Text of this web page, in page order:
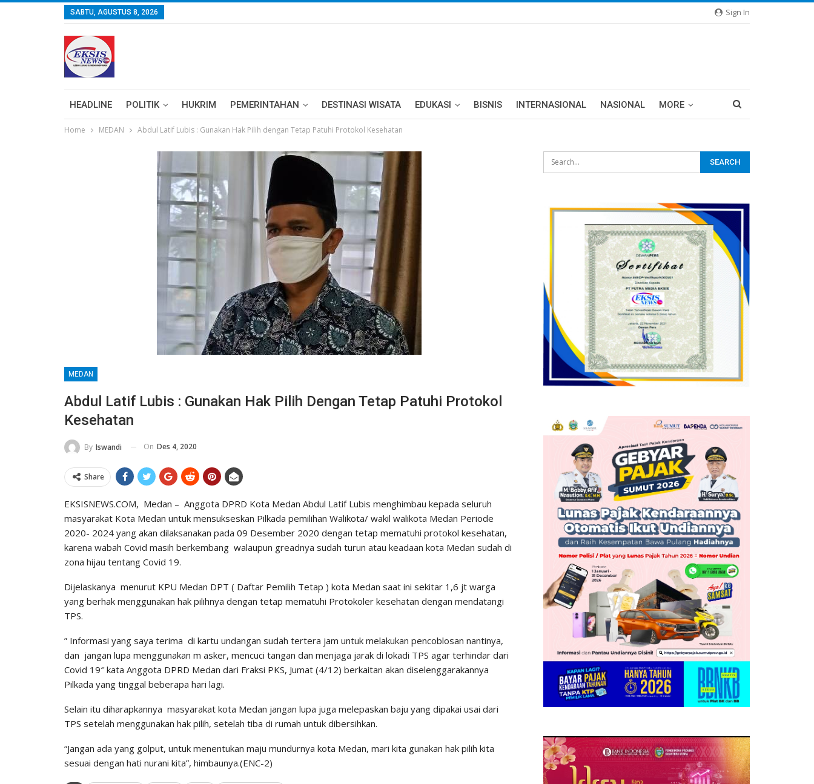
Sign In
SABTU, AGUSTUS 8, 2026
HEADLINE POLITIK HUKRIM PEMERINTAHAN DESTINASI WISATA EDUKASI BISNIS INTERNASIONAL NASIONAL MORE
Home MEDAN Abdul Latif Lubis : Gunakan Hak Pilih dengan Tetap Patuhi Protokol Kesehatan
MEDAN
Abdul Latif Lubis : Gunakan Hak Pilih Dengan Tetap Patuhi Protokol
Kesehatan
By Iswandi On Des 4, 2020
Share
EKSISNEWS.COM, Medan – Anggota DPRD Kota Medan Abdul Latif Lubis menghimbau kepada seluruh
masyarakat Kota Medan untuk mensukseskan Pilkada pemilihan Walikota/ wakil walikota Medan Periode
2020- 2024 yang akan dilaksanakan pada 09 Desember 2020 dengan tetap mematuhi protokol kesehatan,
karena wabah Covid masih berkembang walaupun greadnya sudah turun atau keadaan kota Medan sudah di
zona hijau tentang Covid 19.
Dijelaskanya menurut KPU Medan DPT ( Daftar Pemilih Tetap ) kota Medan saat ini sekitar 1,6 jt warga
yang berhak menggunakan hak pilihnya dengan tetap mematuhi Protokoler kesehatan dengan mendatangi
TPS.
” Informasi yang saya terima di kartu undangan sudah tertera jam untuk melakukan pencoblosan nantinya,
dan jangan lupa menggunakan m asker, mencuci tangan dan menjaga jarak di lokadi TPS agar terhindar dari
Covid 19″ kata Anggota DPRD Medan dari Fraksi PKS, Jumat (4/12) berkaitan akan diselenggarakannya
Pilkada yang tinggal beberapa hari lagi.
Selain itu diharapkannya masyarakat kota Medan jangan lupa juga melepaskan baju yang dipakai usai dari
TPS setelah menggunakan hak pilih, setelah tiba di rumah untuk dibersihkan.
“Jangan ada yang golput, untuk menentukan maju mundurnya kota Medan, mari kita gunakan hak pilih kita
sesuai dengan hati nurani kita”, himbaunya.(ENC-2)